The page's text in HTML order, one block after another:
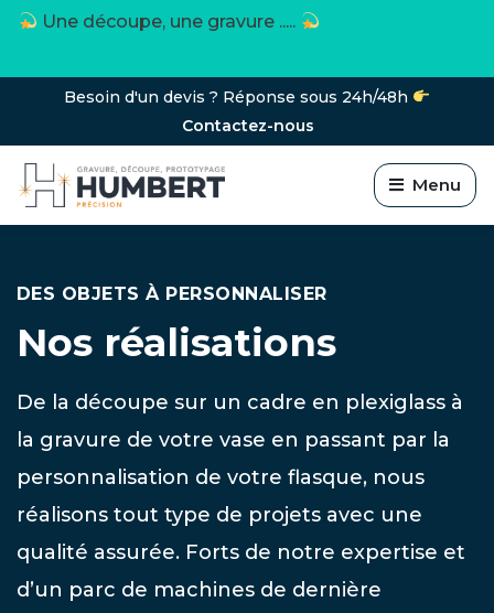
Toutes les matières et tous les objets
Besoin d'un devis ? Réponse sous 24h/48h
Contactez-nous
Menu
DES OBJETS À PERSONNALISER
Nos réalisations
De la découpe sur un cadre en plexiglass à
la gravure de votre vase en passant par la
personnalisation de votre flasque, nous
réalisons tout type de projets avec une
qualité assurée. Forts de notre expertise et
d’un parc de machines de dernière